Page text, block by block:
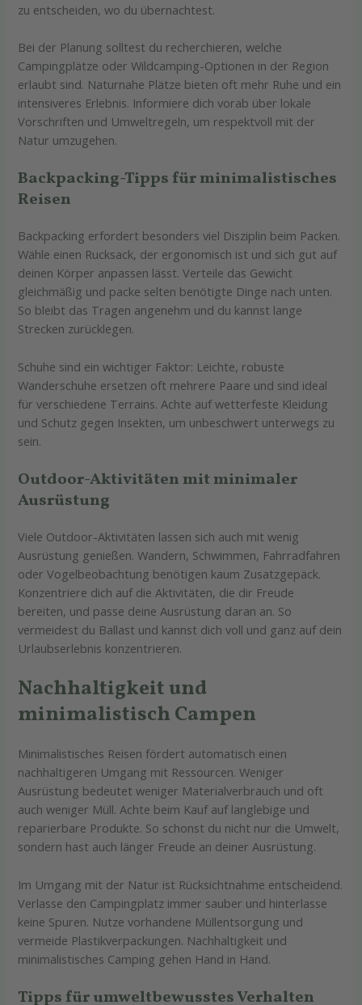
zu entscheiden, wo du übernachtest.
Bei der Planung solltest du recherchieren, welche
Campingplätze oder Wildcamping-Optionen in der Region
erlaubt sind. Naturnahe Plätze bieten oft mehr Ruhe und ein
intensiveres Erlebnis. Informiere dich vorab über lokale
Vorschriften und Umweltregeln, um respektvoll mit der
Natur umzugehen.
Backpacking-Tipps für minimalistisches
Reisen
Backpacking erfordert besonders viel Disziplin beim Packen.
Wähle einen Rucksack, der ergonomisch ist und sich gut auf
deinen Körper anpassen lässt. Verteile das Gewicht
gleichmäßig und packe selten benötigte Dinge nach unten.
So bleibt das Tragen angenehm und du kannst lange
Strecken zurücklegen.
Schuhe sind ein wichtiger Faktor: Leichte, robuste
Wanderschuhe ersetzen oft mehrere Paare und sind ideal
für verschiedene Terrains. Achte auf wetterfeste Kleidung
und Schutz gegen Insekten, um unbeschwert unterwegs zu
sein.
Outdoor-Aktivitäten mit minimaler
Ausrüstung
Viele Outdoor-Aktivitäten lassen sich auch mit wenig
Ausrüstung genießen. Wandern, Schwimmen, Fahrradfahren
oder Vogelbeobachtung benötigen kaum Zusatzgepäck.
Konzentriere dich auf die Aktivitäten, die dir Freude
bereiten, und passe deine Ausrüstung daran an. So
vermeidest du Ballast und kannst dich voll und ganz auf dein
Urlaubserlebnis konzentrieren.
Nachhaltigkeit und
minimalistisch Campen
Minimalistisches Reisen fördert automatisch einen
nachhaltigeren Umgang mit Ressourcen. Weniger
Ausrüstung bedeutet weniger Materialverbrauch und oft
auch weniger Müll. Achte beim Kauf auf langlebige und
reparierbare Produkte. So schonst du nicht nur die Umwelt,
sondern hast auch länger Freude an deiner Ausrüstung.
Im Umgang mit der Natur ist Rücksichtnahme entscheidend.
Verlasse den Campingplatz immer sauber und hinterlasse
keine Spuren. Nutze vorhandene Müllentsorgung und
vermeide Plastikverpackungen. Nachhaltigkeit und
minimalistisches Camping gehen Hand in Hand.
Tipps für umweltbewusstes Verhalten